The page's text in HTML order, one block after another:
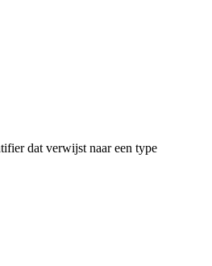
dat verwijst naar een type